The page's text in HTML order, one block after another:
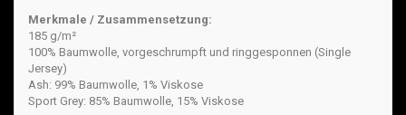
Merkmale / Zusammensetzung:
185 g/m²
100% Baumwolle, vorgeschrumpft und ringgesponnen (Single
Jersey)
Ash: 99% Baumwolle, 1% Viskose
Sport Grey: 85% Baumwolle, 15% Viskose